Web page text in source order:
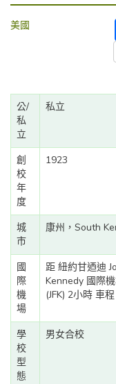
美國
公/
私
立
私立
創
校
年
度
1923
城
市
康州，South
國
際
機
場
距 紐約甘迺迪
Kennedy 國際
(JFK) 2小時 車程
學
校
型
態
男女合校